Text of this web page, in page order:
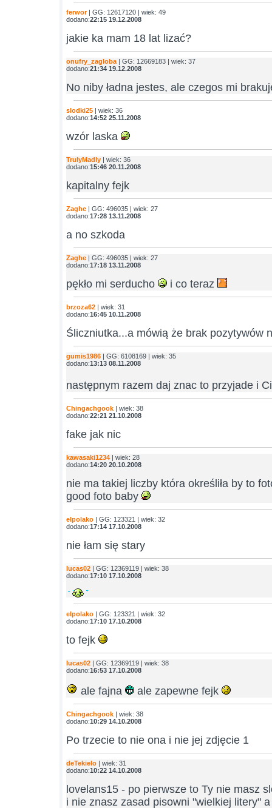
ferwor| GG: 12617120 | wiek: 49
dodano:22:15 19.12.2008
jakie ka mam 18 lat lizać?
onufry_zagloba | GG: 12669183 | wiek: 37
dodano:21:34 19.12.2008
No niby ładna jestes, ale czegos mi
slodki25 | wiek: 36
dodano:14:52 25.11.2008
wzór laska
TrulyMadly | wiek: 36
dodano:15:46 20.11.2008
kapitalny fejk
Zaghe | GG: 496035 | wiek: 27
dodano:17:28 13.11.2008
a no szkoda
Zaghe | GG: 496035 | wiek: 27
dodano:17:18 13.11.2008
pękło mi serducho i co teraz
brzoza62 | wiek: 31
dodano:16:45 10.11.2008
Śliczniutka...a mówią że brak pozytywów
gumis1986 | GG: 6108169 | wiek: 35
dodano:13:13 08.11.2008
następnym razem daj znac to przyjade i
Chingachgook | wiek: 38
dodano:22:21 21.10.2008
fake jak nic
kawasaki1234 | wiek: 28
dodano:14:20 20.10.2008
nie ma takiej liczby która określiła by to
good foto baby
elpolako | GG: 123321 | wiek: 32
dodano:17:14 17.10.2008
nie łam się stary
lucas02 | GG: 12369119 | wiek: 38
dodano:17:10 17.10.2008
elpolako | GG: 123321 | wiek: 32
dodano:17:10 17.10.2008
to fejk
lucas02 | GG: 12369119 | wiek: 38
dodano:16:53 17.10.2008
ale fajna ale zapewne fejk
Chingachgook | wiek: 38
dodano:10:29 14.10.2008
Po trzecie to nie ona i nie jej zdjęcie 1
deTekielo | wiek: 31
dodano:10:22 14.10.2008
lovelans15 - po pierwsze to Ty nie masz
i nie znasz zasad pisowni "wielkiej litery"